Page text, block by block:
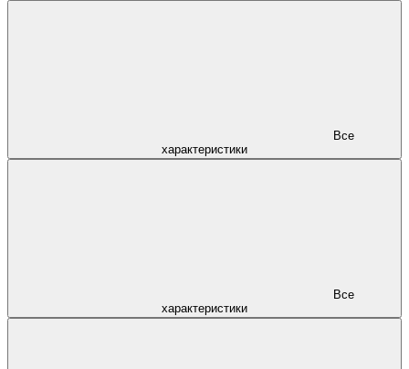
характеристики
характеристики